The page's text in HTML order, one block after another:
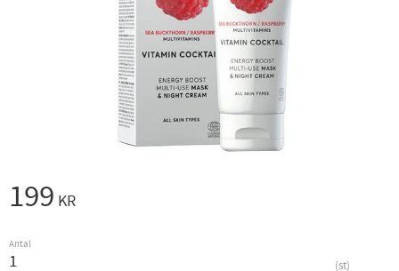
199 KR
Antal
st